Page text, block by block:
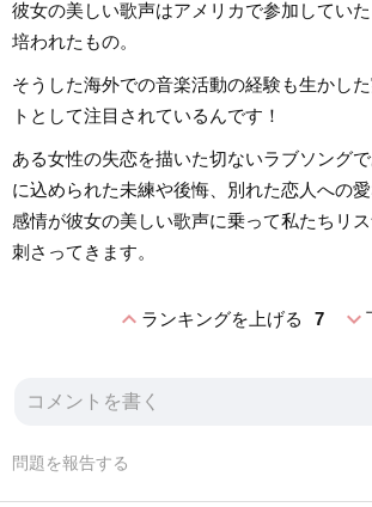
彼女の美しい歌声はアメリカで参加してい
培われたもの。
そうした海外での音楽活動の経験も生かし
トとして注目されているんです！
ある女性の失恋を描いた切ないラブソング
に込められた未練や後悔、別れた恋人への
感情が彼女の美しい歌声に乗って私たちリ
刺さってきます。
expand_lessランキングを上げる 7 expand_more
問題を報告する